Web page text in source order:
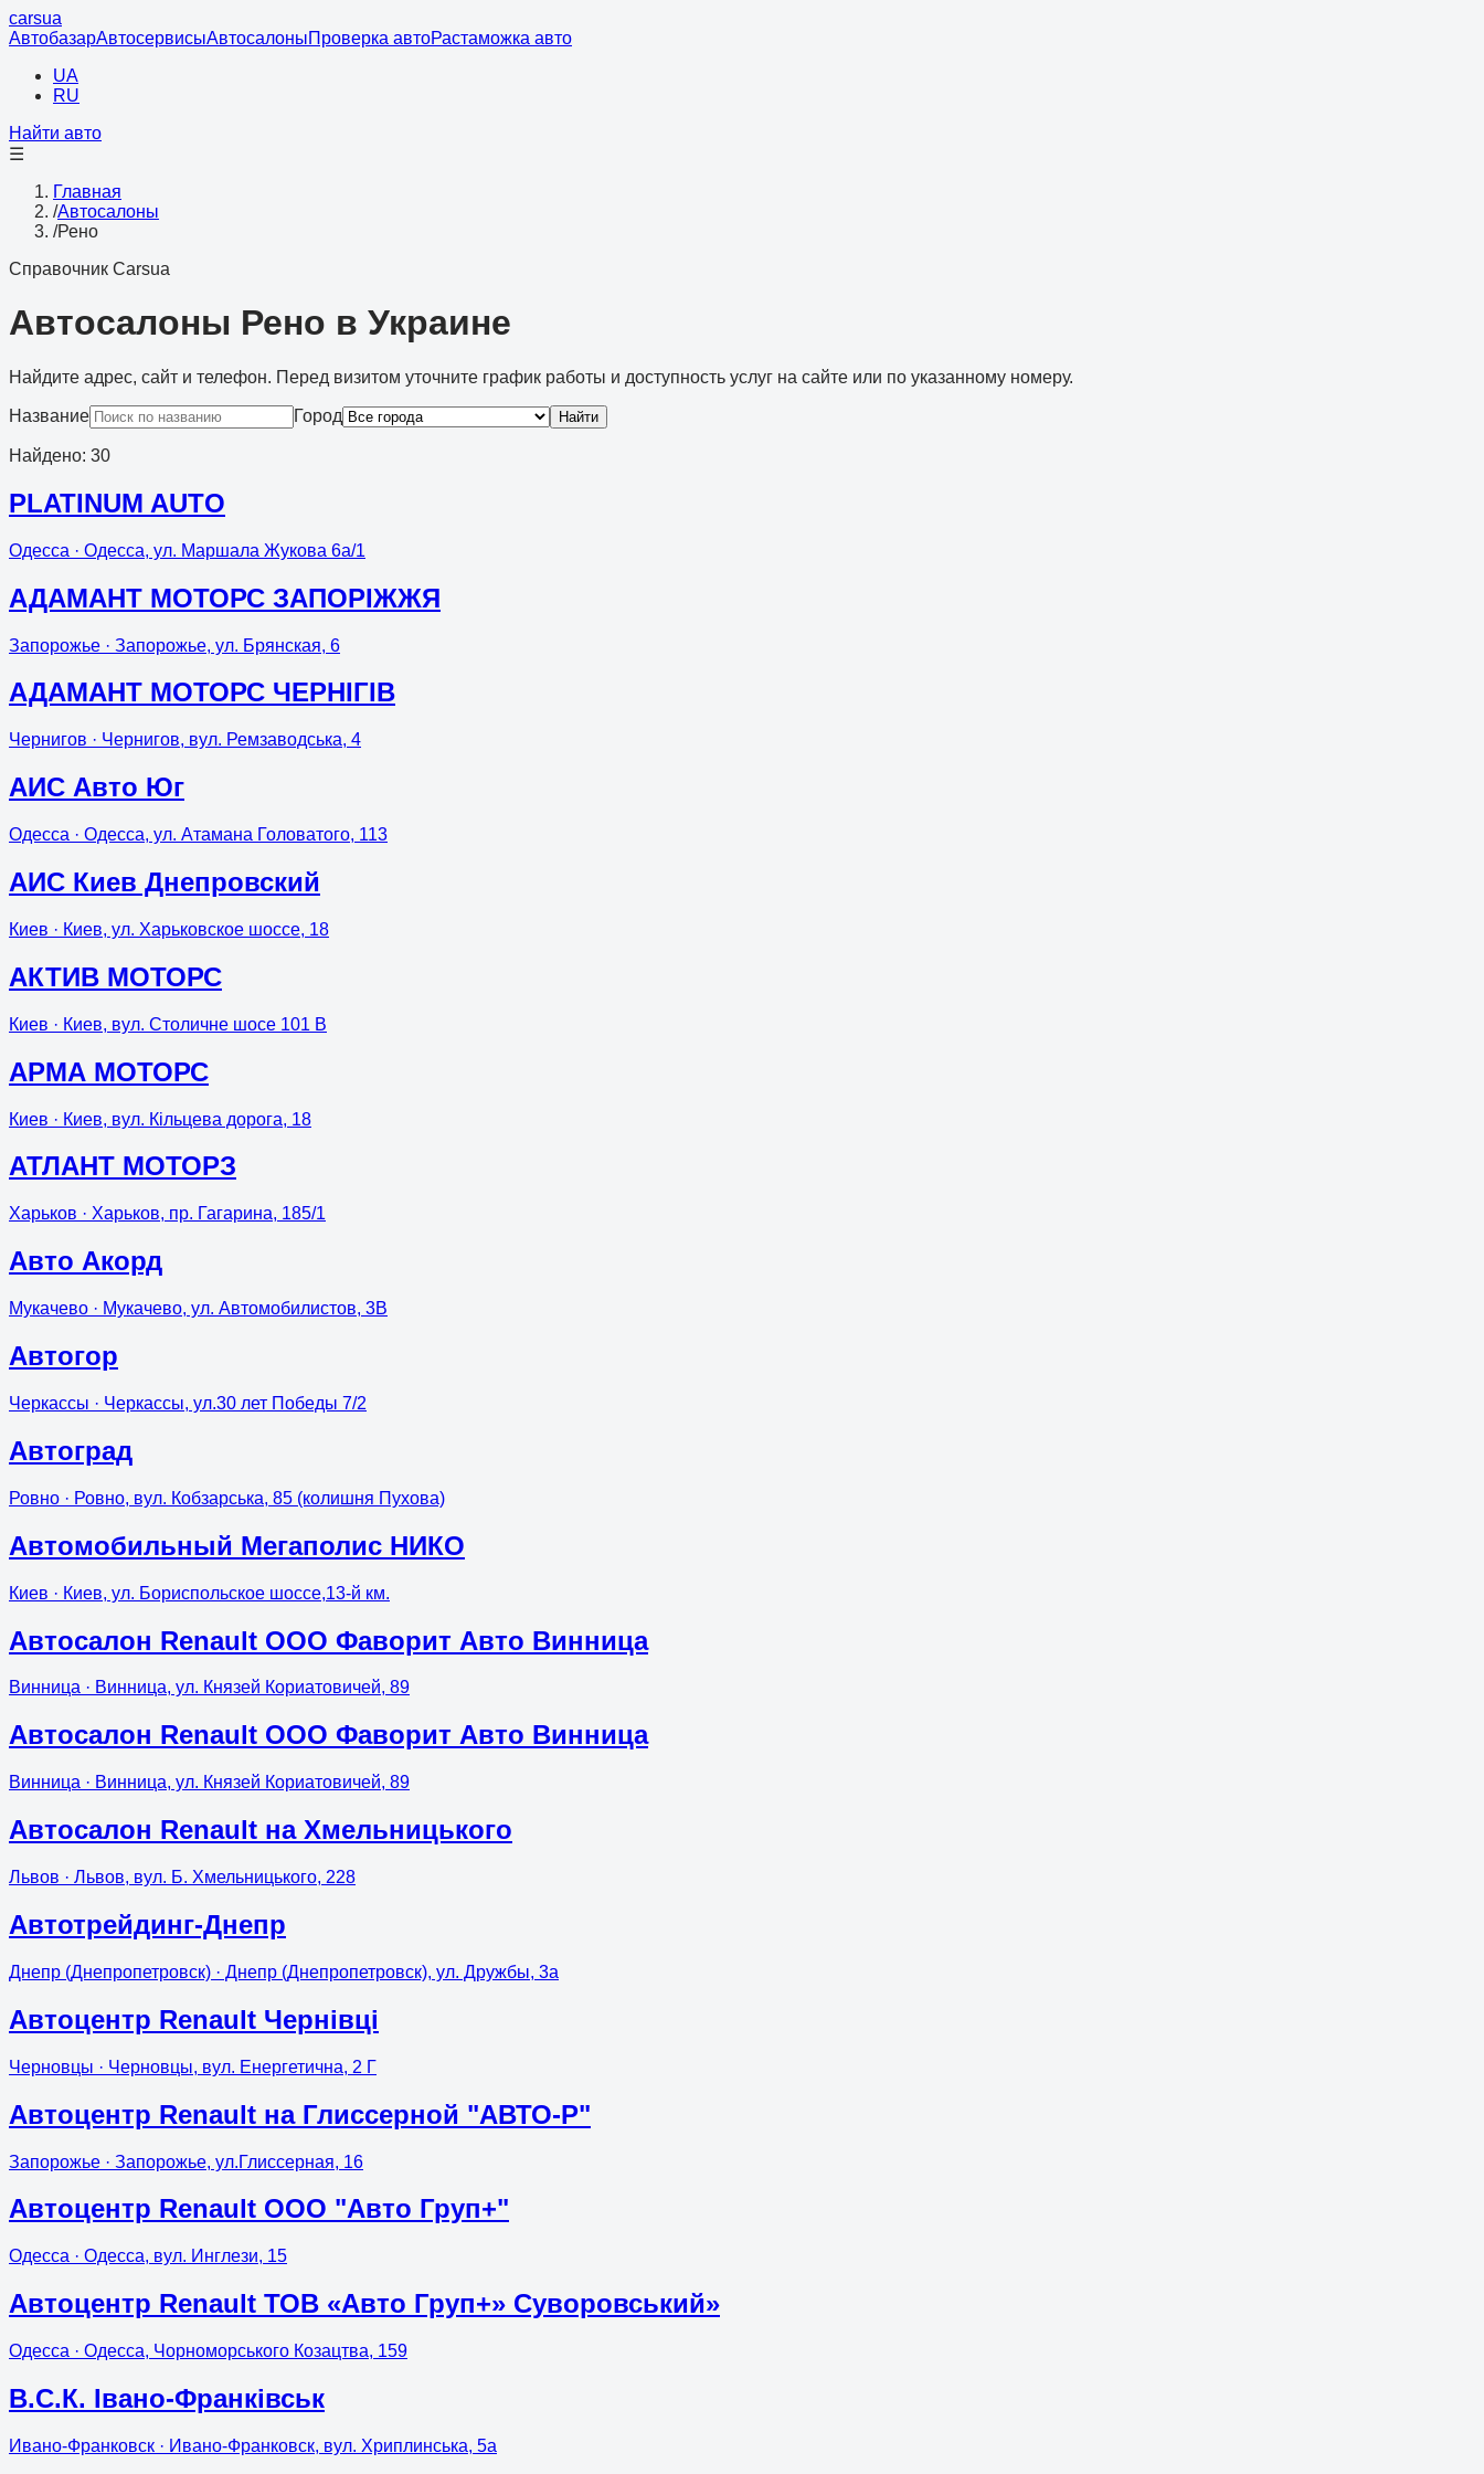
carsua
АвтобазарАвтосервисыАвтосалоныПроверка автоРастаможка авто
UA
RU
Найти авто
☰
Главная
/Автосалоны
/Рено
Справочник Carsua
Автосалоны Рено в Украине
Найдите адрес, сайт и телефон. Перед визитом уточните график работы и доступность услуг на сайте или по указанному номеру.
Название Город Найти
Найдено: 30
PLATINUM AUTO
Одесса · Одесса, ул. Маршала Жукова 6а/1
АДАМАНТ МОТОРС ЗАПОРІЖЖЯ
Запорожье · Запорожье, ул. Брянская, 6
АДАМАНТ МОТОРС ЧЕРНІГІВ
Чернигов · Чернигов, вул. Ремзаводська, 4
АИС Авто Юг
Одесса · Одесса, ул. Атамана Головатого, 113
АИС Киев Днепровский
Киев · Киев, ул. Харьковское шоссе, 18
АКТИВ МОТОРС
Киев · Киев, вул. Столичне шосе 101 В
АРМА МОТОРС
Киев · Киев, вул. Кільцева дорога, 18
АТЛАНТ МОТОРЗ
Харьков · Харьков, пр. Гагарина, 185/1
Авто Акорд
Мукачево · Мукачево, ул. Автомобилистов, 3В
Автогор
Черкассы · Черкассы, ул.30 лет Победы 7/2
Автоград
Ровно · Ровно, вул. Кобзарська, 85 (колишня Пухова)
Автомобильный Мегаполис НИКО
Киев · Киев, ул. Бориспольское шоссе,13-й км.
Автосалон Renault ООО Фаворит Авто Винница
Винница · Винница, ул. Князей Кориатовичей, 89
Автосалон Renault ООО Фаворит Авто Винница
Винница · Винница, ул. Князей Кориатовичей, 89
Автосалон Renault на Хмельницького
Львов · Львов, вул. Б. Хмельницького, 228
Автотрейдинг-Днепр
Днепр (Днепропетровск) · Днепр (Днепропетровск), ул. Дружбы, 3а
Автоцентр Renault Чернівці
Черновцы · Черновцы, вул. Енергетична, 2 Г
Автоцентр Renault на Глиссерной "АВТО-Р"
Запорожье · Запорожье, ул.Глиссерная, 16
Автоцентр Rеnault ООО "Авто Груп+"
Одесса · Одесса, вул. Инглези, 15
Автоцентр Rеnault ТОВ «Авто Груп+» Суворовський»
Одесса · Одесса, Чорноморського Козацтва, 159
В.С.К. Івано-Франківськ
Ивано-Франковск · Ивано-Франковск, вул. Хриплинська, 5а